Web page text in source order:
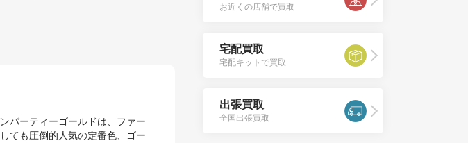
パーティーゴールドは、ファー
ても圧倒的人気の定番色、ゴー
お近くの店舗で買取
宅配買取
宅配キットで買取
出張買取
全国出張買取